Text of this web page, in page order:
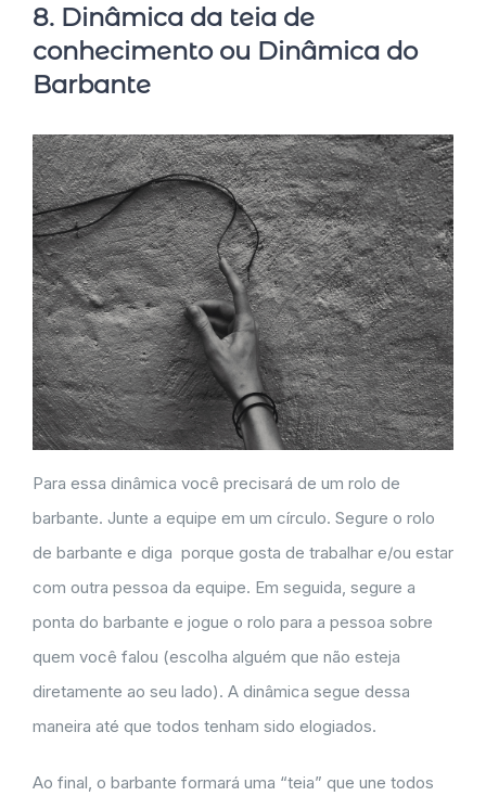
8. Dinâmica da teia de
conhecimento ou Dinâmica do
Barbante
Para essa dinâmica você precisará de um rolo de
barbante. Junte a equipe em um círculo. Segure o rolo
de barbante e diga porque gosta de trabalhar e/ou estar
com outra pessoa da equipe. Em seguida, segure a
ponta do barbante e jogue o rolo para a pessoa sobre
quem você falou (escolha alguém que não esteja
diretamente ao seu lado). A dinâmica segue dessa
maneira até que todos tenham sido elogiados.
Ao final, o barbante formará uma “teia” que une todos